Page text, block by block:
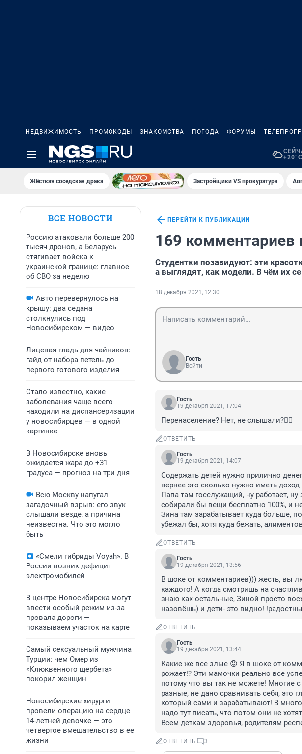
НЕДВИЖИМОСТЬ ПРОМОКОДЫ ЗНАКОМСТВА ПОГОДА ФОРУМЫ
+20°C
Жёсткая соседская драка Застройщики VS прокуратура
ВСЕ НОВОСТИ
Россию атаковали больше 200
тысяч дронов, а Беларусь
стягивает войска к
украинской границе: главное
об СВО за неделю
Авто перевернулось на
крышу: два седана
столкнулись под
Новосибирском — видео
Лицевая гладь для чайников:
гайд от набора петель до
первого готового изделия
Стало известно, какие
заболевания чаще всего
находили на диспансеризации
у новосибирцев — в одной
картинке
В Новосибирске вновь
ожидается жара до +31
градуса — прогноз на три дня
Всю Москву напугал
загадочный взрыв: его звук
слышали везде, а причина
неизвестна. Что это могло
быть
«Смели гибриды Voyah». В
России возник дефицит
электромобилей
В центре Новосибирска могут
ввести особый режим из-за
провала дороги —
показываем участок на карте
Самый сексуальный мужчина
Турции: чем Омер из
«Клюквенного щербета»
покорил женщин
Новосибирские хирурги
провели операцию на сердце
14-летней девочке — это
четвертое вмешательство в ее
жизни
ПЕРЕЙТИ К ПУБЛИКАЦИИ
169 комментариев
Студентки позавидуют: эти
а выглядят, как модели. В чём их
18 декабря 2021, 12:30
Гость
Войти
Гость
19 декабря 2021, 17:04
Перенаселение? Нет, не слышали?🤦‍♀️
ОТВЕТИТЬ
Гость
19 декабря 2021, 14:07
Содержать детей нужно прилично
вернее это сколько нужно иметь
Папа там госслужащий, ну работает,
собирали бы вещи бесплатно 100%, и
Зина там зарабатывает куда больше,
убежал бы, хотя куда бежать,
ОТВЕТИТЬ
Гость
19 декабря 2021, 13:56
В шоке от комментариев))) жесть, вы
каждого! А когда смотришь на
знаю как остальные, Зиной просто
назовёшь) и дети- это видно!
ОТВЕТИТЬ
Гость
19 декабря 2021, 13:44
Какие же все злые 😡 Я в шоке от
рожает!? Эти мамочки реально все
потому что вы так не можете! Многие
разные, не дано сравнивать себя, это
который сами и зарабатывают! В
надо тут писать, что потом они не
Всем деткам здоровья, родителям
ОТВЕТИТЬ 3